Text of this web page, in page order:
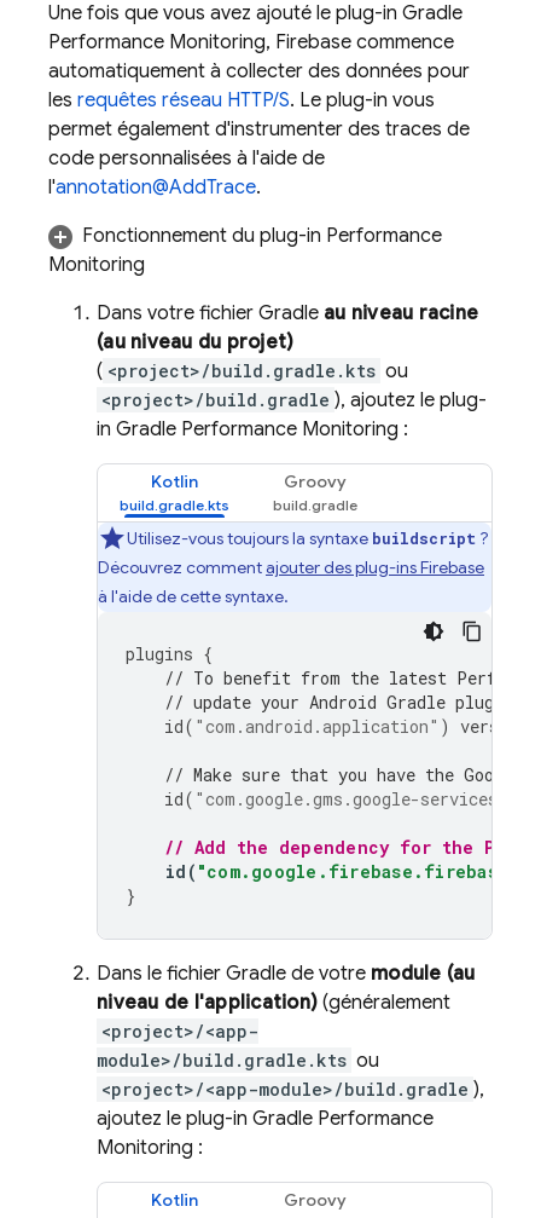
Une fois que vous avez ajouté le plug-in Gradle
Performance Monitoring, Firebase commence
automatiquement à collecter des données pour
les requêtes réseau HTTP/S. Le plug-in vous
permet également d'instrumenter des traces de
code personnalisées à l'aide de
l'annotation@AddTrace.
Fonctionnement du plug-in Performance
Monitoring
Dans votre fichier Gradle au niveau racine
(au niveau du projet)
( <project>/build.gradle.kts ou
<project>/build.gradle ), ajoutez le plug-
in Gradle Performance Monitoring :
Kotlin Groovy
Utilisez-vous toujours la syntaxe buildscript ?
Découvrez commentajouter des plug-ins Firebase
à l'aide de cette syntaxe.
plugins {
// To benefit from the latest
// update your Android Gradle plugin
id( "com.android.application" ) version
// Make sure that you have the Google
id( "com.google.gms.google-services"
// Add the dependency for the
id ( "com.google.firebase.firebase-
}
Dans le fichier Gradle de votre module (au
niveau de l'application) (généralement
<project>/<app-
module>/build.gradle.kts ou
<project>/<app-module>/build.gradle ),
ajoutez le plug-in Gradle Performance
Monitoring :
Kotlin Groovy